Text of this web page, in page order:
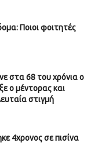
Ποιοι φοιτητές
στα 68 του χρόνια ο
ο μέντορας και
στιγμή
4χρονος σε πισίνα